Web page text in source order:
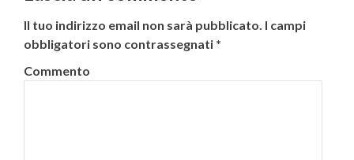
Il tuo indirizzo email non sarà pubblicato. I campi
obbligatori sono contrassegnati *
Commento